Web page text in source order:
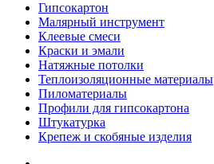
Гипсокартон
Малярный инструмент
Клеевые смеси
Краски и эмали
Натяжные потолки
Теплоизоляционные материалы
Пиломатериалы
Профили для гипсокартона
Штукатурка
Крепеж и скобяные изделия